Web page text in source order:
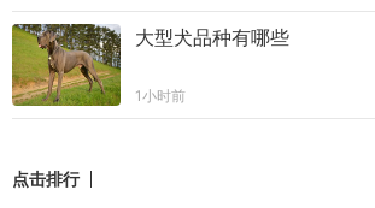
大型犬品种有哪些
1小时前
点击排行